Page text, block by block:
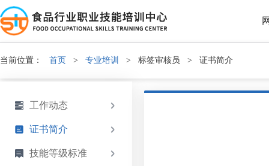
当前位置： 首页 > 专业培训 > 标签审核员 > 证书简介
工作动态
证书简介
技能等级标准